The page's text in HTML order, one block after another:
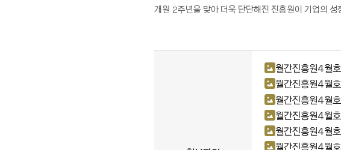
개원 2주년을 맞아 더욱 단단해진 진흥원이 기업의
월간진흥원4월
월간진흥원4월
월간진흥원4월
월간진흥원4월
월간진흥원4월
월간진흥원4월